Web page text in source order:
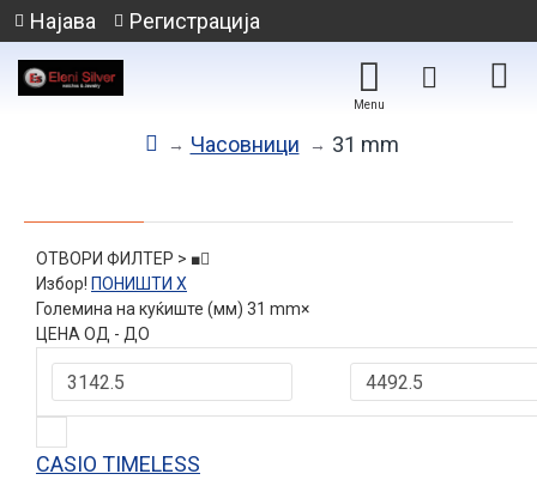
Најава Регистрација
Часовници 31 mm
ОТВОРИ ФИЛТЕР > ■
Избор! ПОНИШТИ X
Големина на куќиште (мм) 31 mm×
ЦЕНА ОД - ДО
CASIO TIMELESS